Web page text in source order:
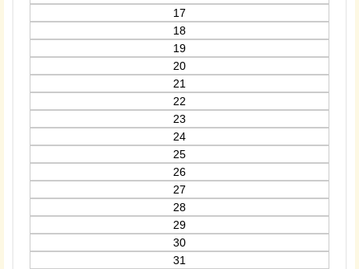
17
18
19
20
21
22
23
24
25
26
27
28
29
30
31